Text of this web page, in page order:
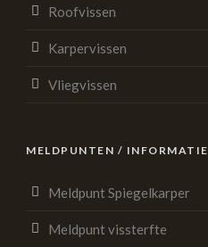
Roofvissen
Karpervissen
Vliegvissen
MELDPUNTEN / INFORMATIE
Meldpunt Spiegelkarper
Meldpunt vissterfte